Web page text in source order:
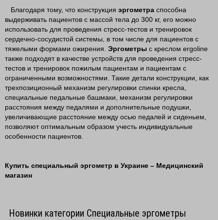
Благодаря тому, что конструкция эргометра способна
выдерживать пациентов с массой тела до 300 кг, его можно
использовать для проведения стресс-тестов и тренировок
сердечно-сосудистой системы, в том числе для пациентов с
тяжелыми формами ожирения. Эргометры с креслом ergoline
также подходят в качестве устройств для проведения стресс-
тестов и тренировок пожилым пациентам и пациентам с
ограниченными возможностями. Такие детали конструкции, как
трехпозиционный механизм регулировки спинки кресла,
специальные педальные башмаки, механизм регулировки
расстояния между педалями и дополнительные подушки,
увеличивающие расстояние между осью педалей и сиденьем,
позволяют оптимальным образом учесть индивидуальные
особенности пациентов.
Купить специальный эргометр в Украине – Медицинский
магазин
Новинки категории Специальные эргометры